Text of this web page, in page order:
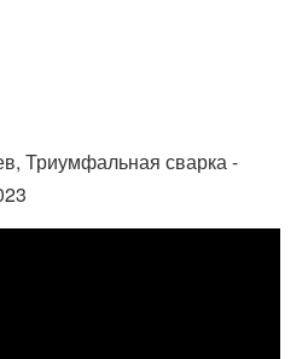
Триумфальная сварка -